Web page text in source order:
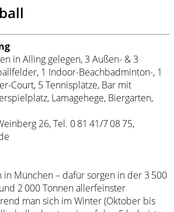
in Alling gelegen, 3 Außen- & 3
1 Indoor-Beachbadminton-, 1
Court, 5 Tennisplätze, Bar mit
Lamagehege, Biergarten,
26, Tel. 0 81 41/7 08 75,
München – dafür sorgen in der 3 500
2 000 Tonnen allerfeinster
man sich im Winter (Oktober bis